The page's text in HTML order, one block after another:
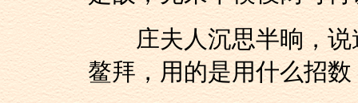
庄夫人沉思半晌，说
鳌拜，用的是用什么招